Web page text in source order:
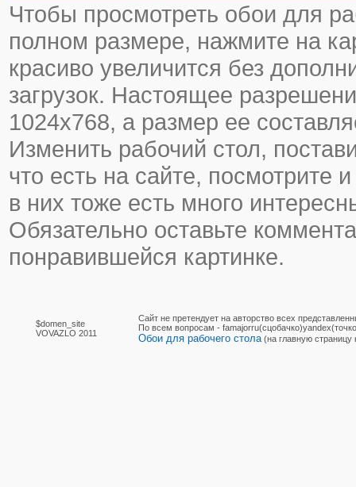
Чтобы просмотреть обои для
полном размере, нажмите на
красиво увеличится без
загрузок. Настоящее
1024х768, а размер ее
Изменить рабочий стол,
что есть на сайте, посмотрите
в них тоже есть много
Обязательно оставьте
понравившейся картинке.
$domen_site
VOVAZLO 2011
Сайт не претендует на авторство всех
По вcем вопросам -
Обои для рабочего стола (на главную страницу